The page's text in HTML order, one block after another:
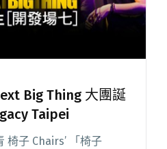
Big Thing 大團誕
Taipei
椅子 Chairs’ 「椅子